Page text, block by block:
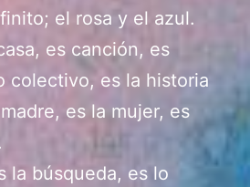
el rosa y el azul.
es canción, es
colectivo, es la historia
es la mujer, es
la búsqueda, es lo